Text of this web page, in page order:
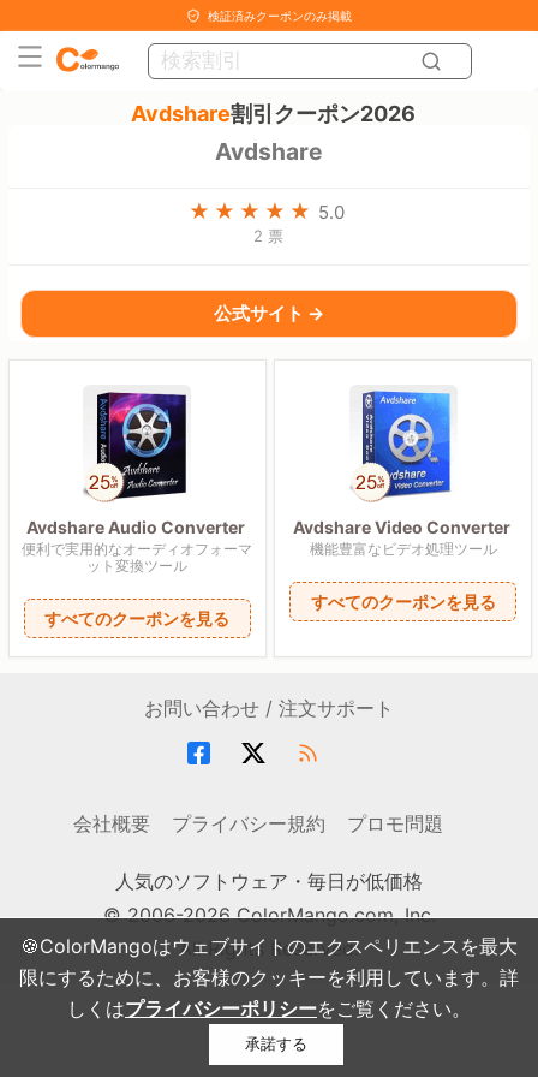
🍪ColorMangoはウェブサイトのエクスペリエンスを最大
限にするために、お客様のクッキーを利用しています。詳
しくはプライバシーポリシーをご覧ください。
承諾する
検証済みクーポンのみ掲載
Avdshare割引クーポン2026
Avdshare
5.0
2 票
公式サイト →
Avdshare Audio Converter
便利で実用的なオーディオフォーマ
ット変換ツール
すべてのクーポンを見る
Avdshare Video Converter
機能豊富なビデオ処理ツール
すべてのクーポンを見る
お問い合わせ / 注文サポート
会社概要 プライバシー規約 プロモ問題
人気のソフトウェア・毎日が低価格
© 2006-2026 ColorMango.com, Inc.
All Rights Reserved.